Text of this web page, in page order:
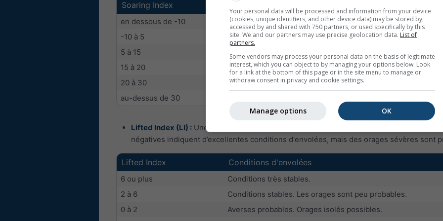
Soaring Index
en dessous de -10
Pas de thermiques ou thermiques faibles
-10 à 5
thermiques secs ou 1/8 cumulus avec thermiques modérés
5 à 15
bonnes conditions d'envolées
15 à 20
bonnes conditions d'envolées avec averses occasionnelles
20 à 30
excellentes conditions d'envolées, mais probabilité
au-dessus de 30
Lifted Index (LI) : Une autre mesure d’instabilité (valeurs négatives) ou de stabilité
négatives indiquent d’excellentes conditions d'envolées, mais des orages sévères sont
Lifted Index Conditions d'envolées
6 ou plus
Conditions très stables.
2 à 6
Conditions stables. Les orages sont peu probables.
0 à 2
Averses probables. Orages isolés possibles.
Your personal data will be processed and information from your device
(cookies, unique identifiers, and other device data) may be stored by,
accessed by and shared with 750 partners, or used specifically by this
site. We and our partners may use precise geolocation data. List of
partners.
Some vendors may process your personal data on the basis of legitimate
interest, which you can object to by managing your options below. Look
for a link at the bottom of this page or in the site menu to manage or
withdraw consent in privacy and cookie settings.
OK
Manage options